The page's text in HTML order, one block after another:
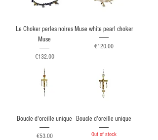
Le Choker perles noires
Muse
Price
€132.00
Muse white pearl choker
Price
€120.00
Boucle d'oreille unique
Price
€53.00
Boucle d'oreille unique
Out of stock